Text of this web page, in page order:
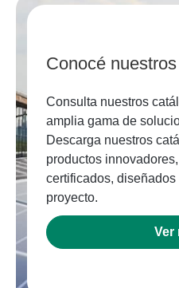
Conocé
Consulta nuestros
amplia gama de
Descarga nuestros
productos
certificados,
proyecto.
Ver